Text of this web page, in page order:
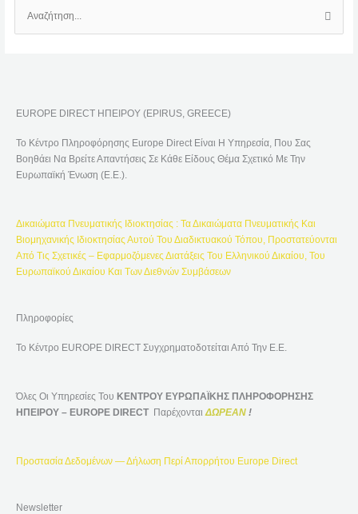
Ν
Τ
Σ
Η
Α
EUROPE DIRECT ΗΠΕΙΡΟΥ (EPIRUS, GREECE)
Το Κέντρο Πληροφόρησης Europe Direct Είναι Η Υπηρεσία, Που Σας
Βοηθάει Να Βρείτε Απαντήσεις Σε Κάθε Είδους Θέμα Σχετικό Με Την
Ευρωπαϊκή Ένωση (Ε.Ε.).
Δικαιώματα Πνευματικής Ιδιοκτησίας : Τα Δικαιώματα Πνευματικής Και
Βιομηχανικής Ιδιοκτησίας Αυτού Του Διαδικτυακού Τόπου, Προστατεύονται
Από Τις Σχετικές – Εφαρμοζόμενες Διατάξεις Του Ελληνικού Δικαίου, Του
Ευρωπαϊκού Δικαίου Και Των Διεθνών Συμβάσεων
Πληροφορίες
Το Κέντρο EUROPE DIRECT Συγχρηματοδοτείται Από Την Ε.Ε.
Όλες Οι Υπηρεσίες Του ΚΕΝΤΡΟΥ ΕΥΡΩΠΑΪΚΗΣ ΠΛΗΡΟΦΟΡΗΣΗΣ
ΗΠΕΙΡΟΥ – EUROPE DIRECT Παρέχονται ΔΩΡΕΑΝ !
Προστασία Δεδομένων — Δήλωση Περί Απορρήτου Europe Direct
Newsletter